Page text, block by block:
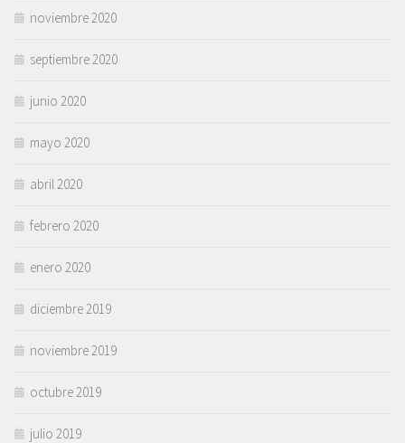
noviembre 2020
septiembre 2020
junio 2020
mayo 2020
abril 2020
febrero 2020
enero 2020
diciembre 2019
noviembre 2019
octubre 2019
julio 2019